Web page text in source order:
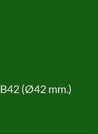
(Ø42 mm.)